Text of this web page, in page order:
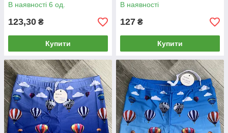
В наявності 6 од.
123,30 ₴
Купити
В наявності
127 ₴
Купити